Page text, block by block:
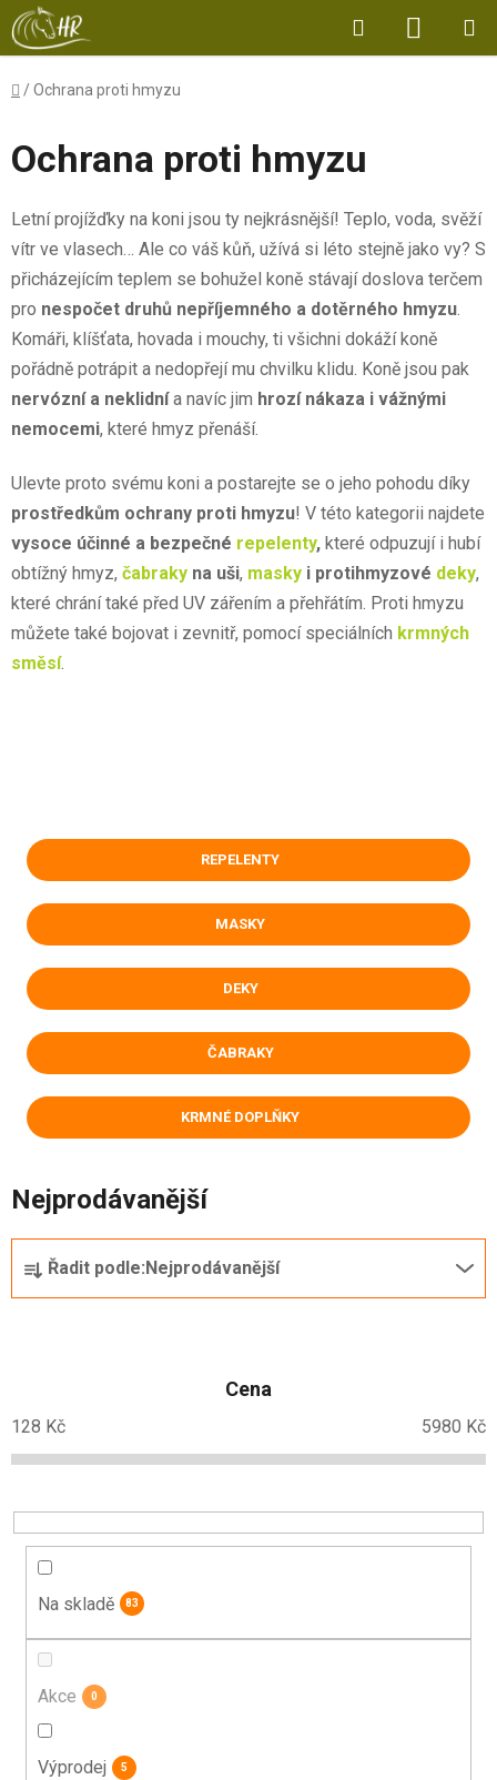
Přejít
na
obsah
Hledat
KOŠÍK
Domů
/Ochrana proti hmyzu
Ochrana proti hmyzu
Letní projížďky na koni jsou ty nejkrásnější! Teplo, voda, svěží
vítr ve vlasech… Ale co váš kůň, užívá si léto stejně jako vy? S
přicházejícím teplem se bohužel koně stávají doslova terčem
pro nespočet druhů nepříjemného a dotěrného hmyzu.
Komáři, klíšťata, hovada i mouchy, ti všichni dokáží koně
pořádně potrápit a nedopřejí mu chvilku klidu. Koně jsou pak
nervózní a neklidnía navíc jim hrozí nákaza i vážnými
nemocemi, které hmyz přenáší.
Ulevte proto svému koni a postarejte se o jeho pohodu díky
prostředkům ochrany proti hmyzu! V této kategorii najdete
vysoce účinné a bezpečné repelenty, které odpuzují i hubí
obtížný hmyz, čabraky na uši, masky i protihmyzové deky,
které chrání také před UV zářením a přehřátím. Proti hmyzu
můžete také bojovat i zevnitř, pomocí speciálních krmných
směsí.
REPELENTY
MASKY
DEKY
ČABRAKY
KRMNÉ DOPLŇKY
Nejprodávanější
p
r
d
u
Řadit podle: Nejprodávanější
Cena
128 Kč 5980 Kč
Na skladě 83
Akce 0
Výprodej 5